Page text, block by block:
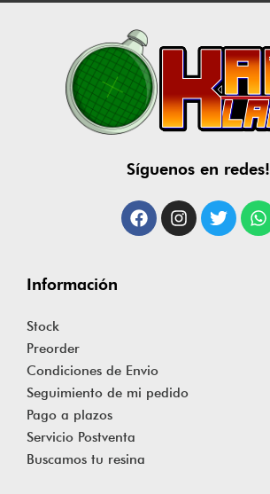
Información
Stock
Preorder
Condiciones de Envio
Seguimiento de mi pedido
Pago a plazos
Servicio Postventa
Buscamos tu resina
Síguenos en redes!